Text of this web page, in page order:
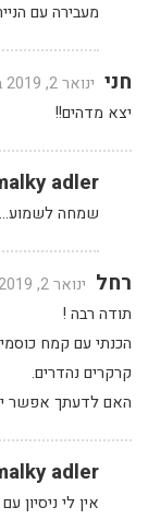
מעבירה עם
חני ינואר 2, 2019 בשעה 7:52 am
יצא מדהים!!
adler
שמחה
רחל ינואר 2, 2019 בשעה 7:06 pm
תודה רבה !
הכנתי עם קמח
קרקרים נהדרים.
האם לדעתך אפשר
adler
אין לי ניסיון